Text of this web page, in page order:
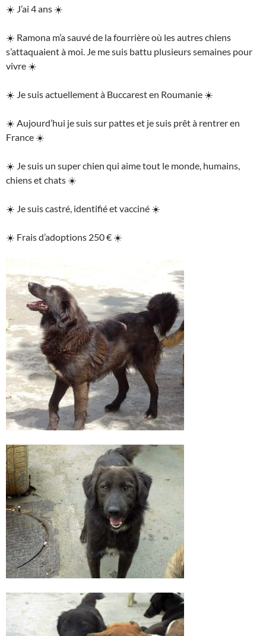
☀️ J’ai 4 ans ☀️
☀️ Ramona m’a sauvé de la fourrière où les autres chiens
s’attaquaient à moi. Je me suis battu plusieurs semaines pour
vivre ☀️
☀️ Je suis actuellement à Buccarest en Roumanie ☀️
☀️ Aujourd’hui je suis sur pattes et je suis prêt à rentrer en
France ☀️
☀️ Je suis un super chien qui aime tout le monde, humains,
chiens et chats ☀️
☀️ Je suis castré, identifié et vacciné ☀️
☀️ Frais d’adoptions 250 € ☀️